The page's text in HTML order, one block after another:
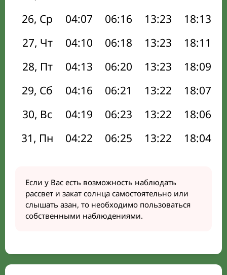
26, Ср
04:07 06:16 13:23 18:13
27, Чт
04:10 06:18 13:23 18:11
28, Пт
04:13 06:20 13:23 18:09
29, Сб
04:16 06:21 13:22 18:07
30, Вс
04:19 06:23 13:22 18:06
31, Пн
04:22 06:25 13:22 18:04
Если у Вас есть возможность наблюдать
рассвет и закат солнца самостоятельно или
слышать азан, то необходимо пользоваться
собственными наблюдениями.